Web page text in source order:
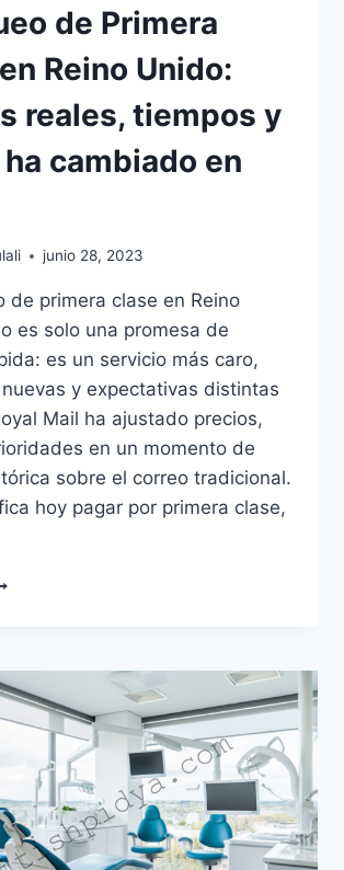
de Primera
Reino Unido:
reales, tiempos y
cambiado en
junio 28, 2023
de primera clase en Reino
es solo una promesa de
es un servicio más caro,
y expectativas distintas
Mail ha ajustado precios,
en un momento de
sobre el correo tradicional.
hoy pagar por primera clase,